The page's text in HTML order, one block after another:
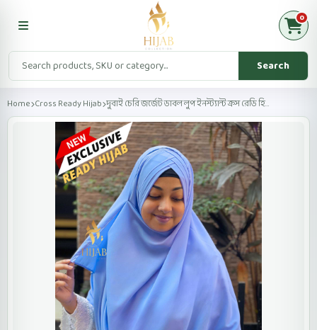
Search
0
Home Cross Ready Hijab দুবাই চেরি জর্জেট ডাবল লুপ ইনস্ট্যান্ট ক্রস রেডি হি...